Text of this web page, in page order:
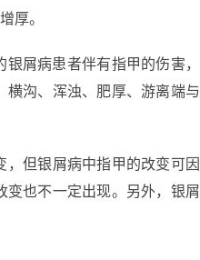
厚。
屑病患者伴有指甲的伤害，
横沟、浑浊、肥厚、游离端与
但银屑病中指甲的改变可因
变也不一定出现。另外，银屑